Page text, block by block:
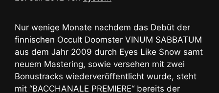
Nur wenige Monate nachdem das Debüt der
finnischen Occult Doomster VINUM SABBATUM
aus dem Jahr 2009 durch Eyes Like Snow samt
neuem Mastering, sowie versehen mit zwei
Bonustracks wiederveröffentlicht wurde, steht
mit “BACCHANALE PREMIERE“ bereits der